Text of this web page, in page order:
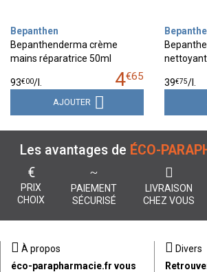
Bepanthen
Bepanthenderma crème
mains réparatrice 50ml
4€65
93€00/
AJOUTER
39€75/
Les avantages de ÉCO-
€
PRIX
CHOIX
PAIEMENT
SÉCURISÉ
LIVRAISON
CHEZ VOUS
À propos
éco-parapharmacie.fr vous
Divers